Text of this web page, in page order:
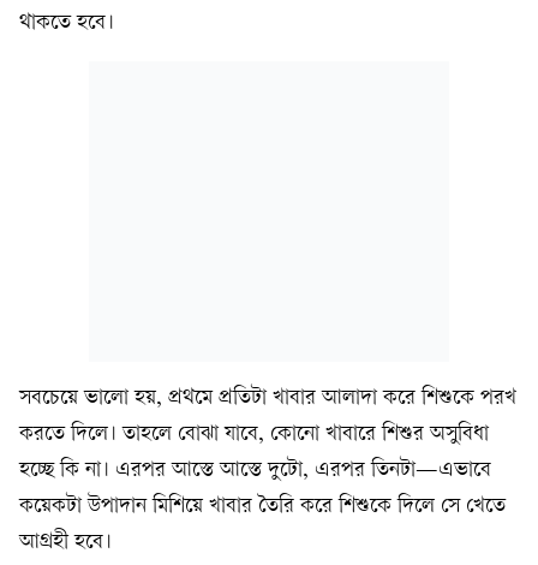
থাকতে হবে।
সবচেয়ে ভালো হয়, প্রথমে প্রতিটা খাবার আলাদা করে শিশুকে পরখ
করতে দিলে। তাহলে বোঝা যাবে, কোনো খাবারে শিশুর অসুবিধা
হচ্ছে কি না। এরপর আস্তে আস্তে দুটো, এরপর তিনটা—এভাবে
কয়েকটা উপাদান মিশিয়ে খাবার তৈরি করে শিশুকে দিলে সে খেতে
আগ্রহী হবে।